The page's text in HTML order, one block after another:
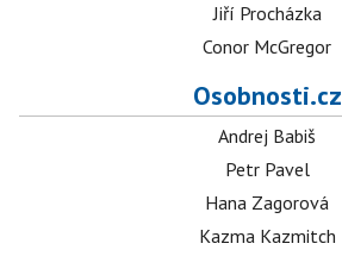
Jiří Procházka
Conor McGregor
Osobnosti.cz
Andrej Babiš
Petr Pavel
Hana Zagorová
Kazma Kazmitch